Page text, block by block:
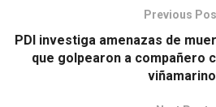
Previous
PDI investiga amenazas de
que golpearon a compañero
viñamarino